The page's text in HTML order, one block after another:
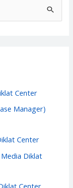
Center
Manager)
Center
Diklat